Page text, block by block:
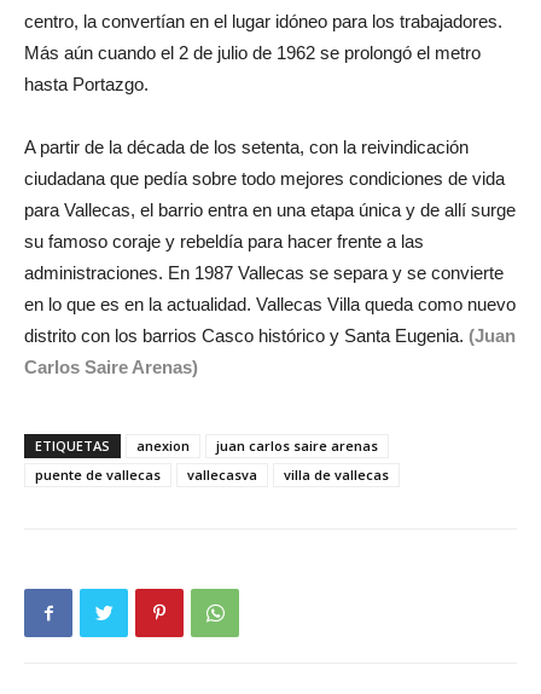
centro, la convertían en el lugar idóneo para los trabajadores.
Más aún cuando el 2 de julio de 1962 se prolongó el metro
hasta Portazgo.
A partir de la década de los setenta, con la reivindicación
ciudadana que pedía sobre todo mejores condiciones de vida
para Vallecas, el barrio entra en una etapa única y de allí surge
su famoso coraje y rebeldía para hacer frente a las
administraciones. En 1987 Vallecas se separa y se convierte
en lo que es en la actualidad. Vallecas Villa queda como nuevo
distrito con los barrios Casco histórico y Santa Eugenia. (Juan
Carlos Saire Arenas)
ETIQUETAS anexion
juan carlos saire arenas
puente de vallecas
vallecasva villa de vallecas